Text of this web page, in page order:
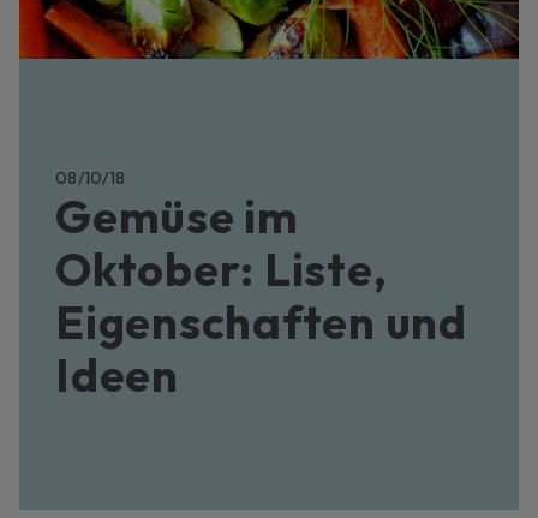
08/10/18
Gemüse im
Oktober: Liste,
Eigenschaften und
Ideen